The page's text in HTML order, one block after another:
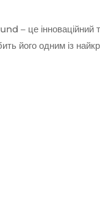
– це інноваційний
його одним із